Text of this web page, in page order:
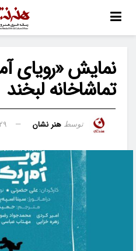
نمایش «رویای
تماشاخانه لبخند
توسط هنر نشان